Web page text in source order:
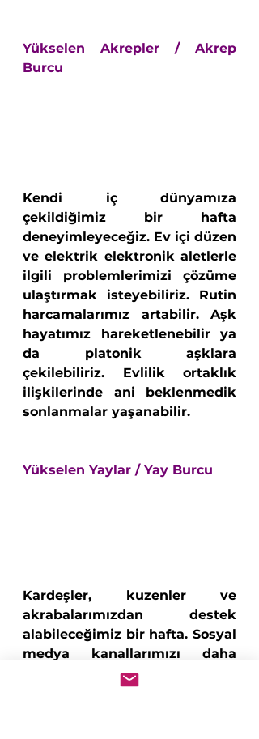
Yükselen Akrepler / Akrep
Burcu
Kendi iç dünyamıza
çekildiğimiz bir hafta
deneyimleyeceğiz. Ev içi düzen
ve elektrik elektronik aletlerle
ilgili problemlerimizi çözüme
ulaştırmak isteyebiliriz. Rutin
harcamalarımız artabilir. Aşk
hayatımız hareketlenebilir ya
da platonik aşklara
çekilebiliriz. Evlilik ortaklık
ilişkilerinde ani beklenmedik
sonlanmalar yaşanabilir.
Yükselen Yaylar / Yay Burcu
Kardeşler, kuzenler ve
akrabalarımızdan destek
alabileceğimiz bir hafta. Sosyal
medya kanallarımızı daha
verimli hale getirmek
isteyebiliriz. Ailenin önemini